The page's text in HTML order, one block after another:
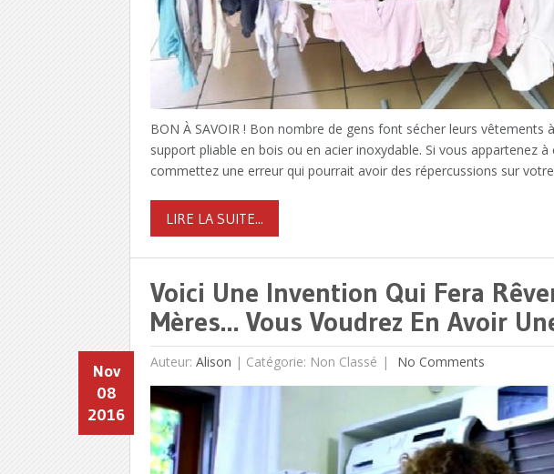
BON À SAVOIR ! Bon nombre de gens font sécher leurs vêtements
support pliable en bois ou en acier inoxydable. Si vous appartenez
commettez une erreur qui pourrait avoir des répercussions sur
LIRE LA SUITE...
Voici Une Invention Qui Fera
Mères… Vous Voudrez En Avoir
Auteur: Alison |
Nov
08
2016
Catégorie: Non Classé No Comments